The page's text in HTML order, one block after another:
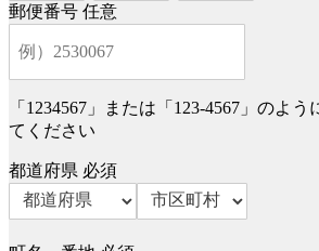
郵便番号 任意
「1234567」または「123-4567」のよ
てください
都道府県 必須